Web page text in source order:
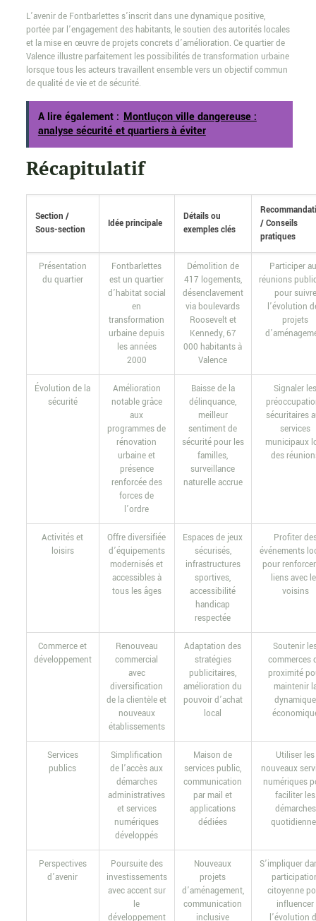
L’avenir de Fontbarlettes s’inscrit dans une dynamique positive,
portée par l’engagement des habitants, le soutien des autorités locales
et la mise en œuvre de projets concrets d’amélioration. Ce quartier de
Valence illustre parfaitement les possibilités de transformation urbaine
lorsque tous les acteurs travaillent ensemble vers un objectif commun
de qualité de vie et de sécurité.
A lire également : Montluçon ville dangereuse :
analyse sécurité et quartiers à éviter
Récapitulatif
Section /
Sous-section
Idée principale
Détails ou
exemples clés
/ Conseils
pratiques
Présentation
du quartier
Fontbarlettes
est un quartier
d’habitat social
en
transformation
urbaine depuis
les années
2000
Démolition de
417 logements,
désenclavement
via boulevards
Roosevelt et
Kennedy, 67
000 habitants à
Valence
Participer
réunions
pour suivre
l’évolution
projets
Évolution de la
sécurité
Amélioration
notable grâce
aux
programmes de
rénovation
urbaine et
présence
renforcée des
forces de
l’ordre
Baisse de la
délinquance,
meilleur
sentiment de
sécurité pour les
familles,
surveillance
naturelle accrue
Signaler
sécuritaires
services
municipaux
des
Activités et
loisirs
Offre diversifiée
d’équipements
modernisés et
accessibles à
tous les âges
Espaces de jeux
sécurisés,
infrastructures
sportives,
accessibilité
handicap
respectée
Profiter
événements
pour
liens avec
voisins
Commerce et
développement
Renouveau
commercial
avec
diversification
de la clientèle et
nouveaux
établissements
Adaptation des
stratégies
publicitaires,
amélioration du
pouvoir d’achat
local
Soutenir
commerces
proximité
maintenir
dynamique
Services
publics
Simplification
de l’accès aux
démarches
administratives
et services
numériques
développés
Maison de
services public,
communication
par mail et
applications
dédiées
Utiliser les
nouveaux
numériques
faciliter les
démarches
Perspectives
d’avenir
Poursuite des
investissements
avec accent sur
le
développement
Nouveaux
projets
d’aménagement,
communication
inclusive
S’impliquer
citoyenne
influencer
l’évolution